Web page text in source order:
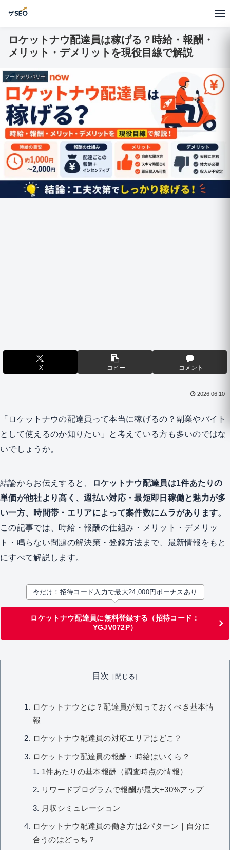
ロケットナウ配達員は稼げる？時給・報酬・
メリット・デメリットを現役目線で解説
フードデリバリー
X コピー コメント
2026.06.10
「ロケットナウの配達員って本当に稼げるの？副業やバイト
として使えるのか知りたい」と考えている方も多いのではな
いでしょうか。
結論からお伝えすると、
ロケットナウ配達員は1件あたりの
単価が他社より高く、週払い対応・最短即日稼働と魅力が多
い一方、時間帯・エリアによって案件数にムラがあります。
この記事では、時給・報酬の仕組み・メリット・デメリッ
ト・鳴らない問題の解決策・登録方法まで、最新情報をもと
にすべて解説します。
今だけ！招待コード入力で最大24,000円ボーナスあり
ロケットナウ配達員に無料登録する（招待コード：
YGJV072P）
目次
ロケットナウとは？配達員が知っておくべき基本情
報
ロケットナウ配達員の対応エリアはどこ？
ロケットナウ配達員の報酬・時給はいくら？
1件あたりの基本報酬（調査時点の情報）
リワードプログラムで報酬が最大+30%アップ
月収シミュレーション
ロケットナウ配達員の働き方は2パターン｜自分に
合うのはどっち？